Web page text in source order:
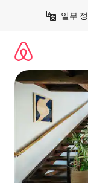
일부